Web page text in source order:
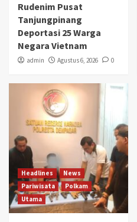
Rudenim Pusat
Tanjungpinang
Deportasi 25 Warga
Negara Vietnam
admin Agustus 6, 2026 0
Headlines
News
Pariwisata
Polkam
Utama